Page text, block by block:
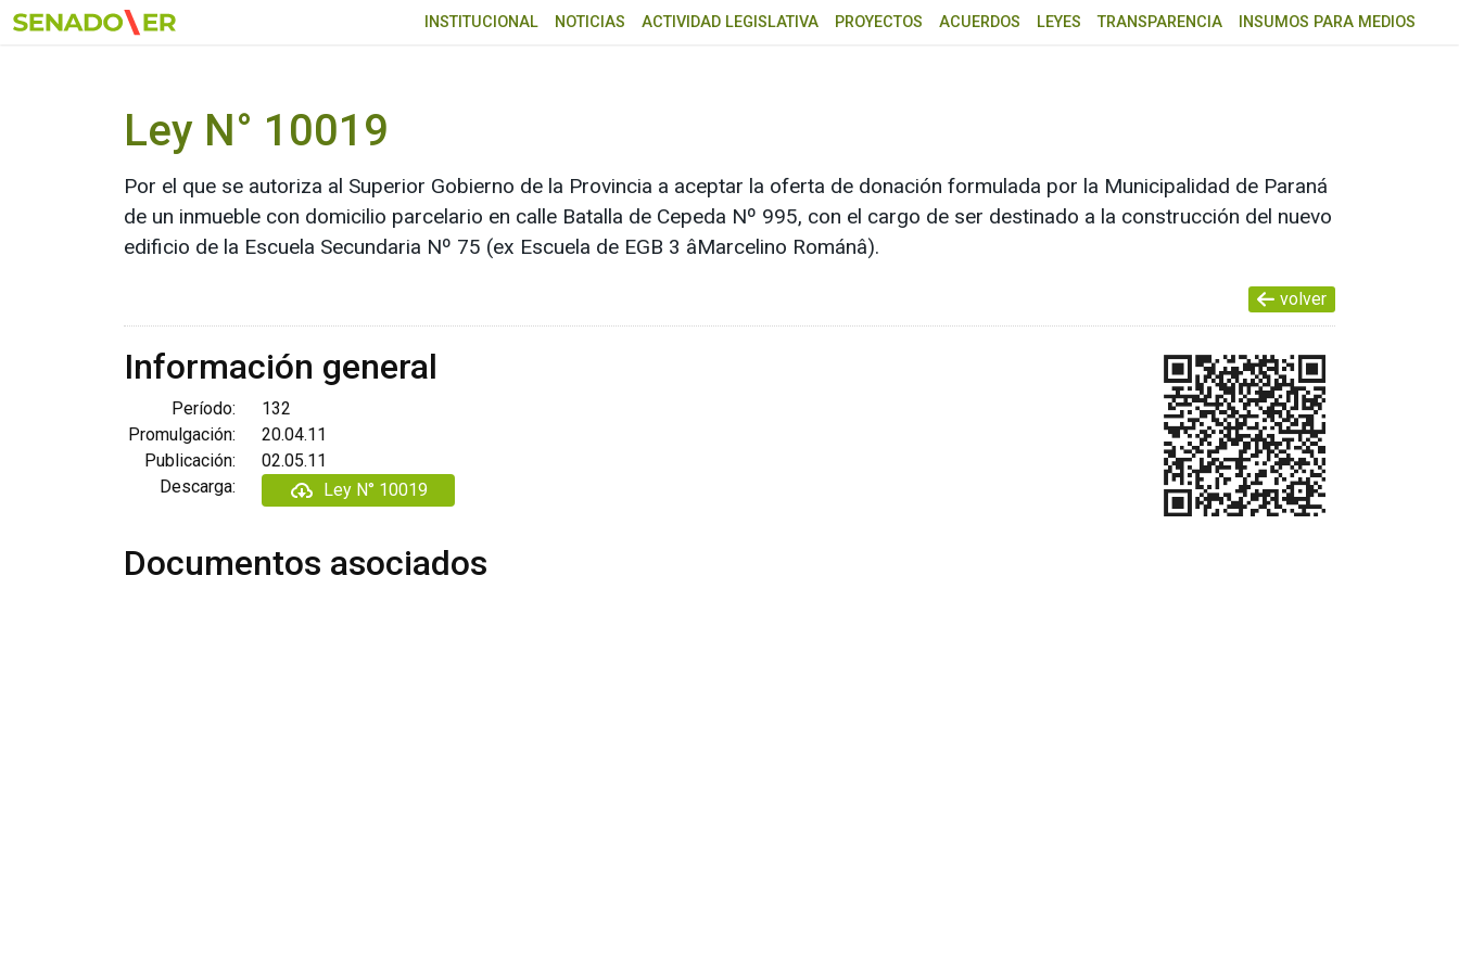
Ir al menú principal
INSTITUCIONAL NOTICIAS ACTIVIDAD LEGISLATIVA PROYECTOS ACUERDOS LEYES TRANSPARENCIA INSUMOS PARA MEDIOS
Ley N° 10019
Por el que se autoriza al Superior Gobierno de la Provincia a aceptar la oferta de donación formulada por la Municipalidad de Paraná
de un inmueble con domicilio parcelario en calle Batalla de Cepeda Nº 995, con el cargo de ser destinado a la construcción del nuevo
edificio de la Escuela Secundaria Nº 75 (ex Escuela de EGB 3 âMarcelino Románâ).
volver
Información general
Período:
132
Promulgación:
20.04.11
Publicación:
02.05.11
Descarga:
Ley N° 10019
Documentos asociados